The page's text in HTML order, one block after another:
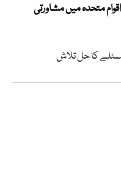
متحدہ میں مشاورتی
کا حل تلاش